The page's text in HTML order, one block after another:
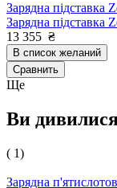
Зарядна підставка
Зарядна
13 355 ₴
В список желаний
Сравнить
Ще
Ви
( 1)
Зарядна